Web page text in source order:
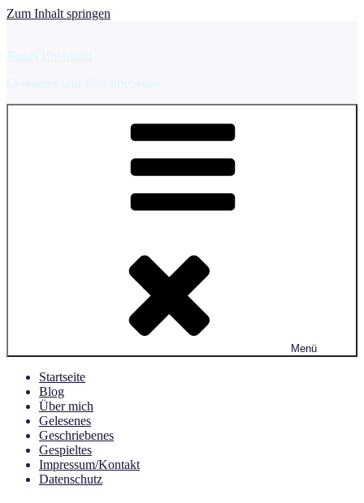
Zum Inhalt springen
Ranas Buchsalat
Gelesenes und Geschriebenes
Menü
Startseite
Blog
Über mich
Gelesenes
Geschriebenes
Gespieltes
Impressum/Kontakt
Datenschutz